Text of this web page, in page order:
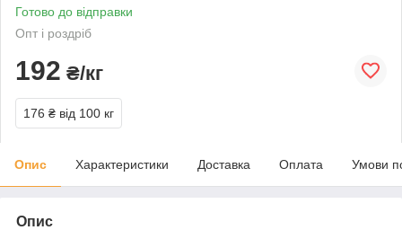
Готово до відправки
Опт і роздріб
192 ₴/кг
176 ₴ від 100 кг
Опис Характеристики Доставка Оплата Умови
Опис